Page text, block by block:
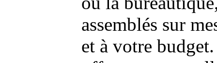
assemblés sur
et à votre